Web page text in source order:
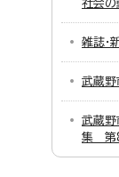
社会の
雑誌
武蔵
武蔵野
集 第